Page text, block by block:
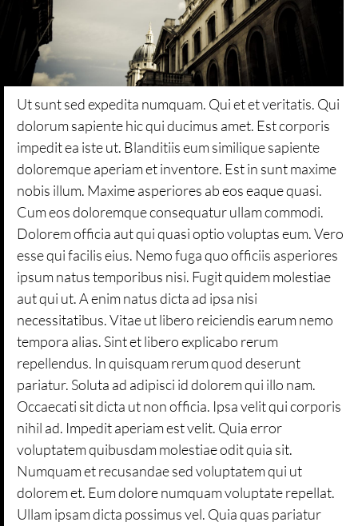
Ut sunt sed expedita numquam. Qui et et veritatis. Qui
dolorum sapiente hic qui ducimus amet. Est corporis
impedit ea iste ut. Blanditiis eum similique sapiente
doloremque aperiam et inventore. Est in sunt maxime
nobis illum. Maxime asperiores ab eos eaque quasi.
Cum eos doloremque consequatur ullam commodi.
Dolorem officia aut qui quasi optio voluptas eum. Vero
esse qui facilis eius. Nemo fuga quo officiis asperiores
ipsum natus temporibus nisi. Fugit quidem molestiae
aut qui ut. A enim natus dicta ad ipsa nisi
necessitatibus. Vitae ut libero reiciendis earum nemo
tempora alias. Sint et libero explicabo rerum
repellendus. In quisquam rerum quod deserunt
pariatur. Soluta ad adipisci id dolorem qui illo nam.
Occaecati sit dicta ut non officia. Ipsa velit qui corporis
nihil ad. Impedit aperiam est velit. Quia error
voluptatem quibusdam molestiae odit quia sit.
Numquam et recusandae sed voluptatem qui ut
dolorem et. Eum dolore numquam voluptate repellat.
Ullam ipsam dicta possimus vel. Quia quas pariatur